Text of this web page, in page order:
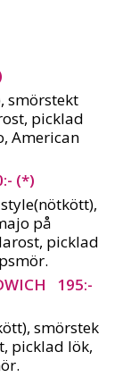
smörstekt
picklad
American
(*)
på
picklad
195:-
smörstek
picklad lök,